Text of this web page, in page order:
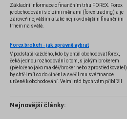
Základní informace o finančním trhu FOREX. Forex
je obchodování s cizími měnami (forex trading) a je
zároveň největším a také nejlikvidnějším finančním
trhem na světě.
Forex brokeři - jak správně vybrat
V podstatě každého, kdo by chtěl obchodovat forex,
čeká jednou rozhodování o tom, s jakým brokerem
(přeloženo jako makléř/broker nebo zprostředkovatel)
by chtěl mít co do činění a svěřil mu své finance
určené k obchodování. Velmi rád bych vám přiblížil
několik příkladů nejznámějších z nich.
Nejnovější články: